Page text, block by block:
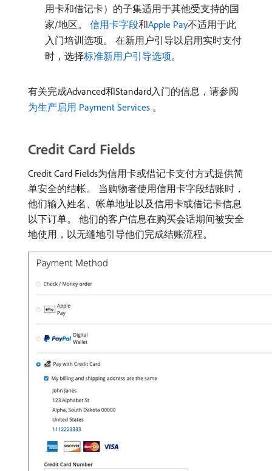
用卡和借记卡）的子集适用于其他受支持的国
家/地区。 信用卡字段和Apple Pay不适用于此
入门培训选项。 在新用户引导以启用实时支付
时，选择标准新用户引导选项。
有关完成Advanced和Standard入门的信息，请参阅
为生产启用 Payment Services ​ 。
Credit Card Fields
Credit Card Fields为信用卡或借记卡支付方式提供简
单安全的结帐。 当购物者使用信用卡字段结账时，
他们输入姓名、帐单地址以及信用卡或借记卡信息
以下订单。 他们的客户信息在购买会话期间被安全
地使用，以无缝地引导他们完成结账流程。